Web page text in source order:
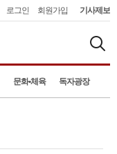
로그인 회원가입 기사제보
문화•체육 독자광장